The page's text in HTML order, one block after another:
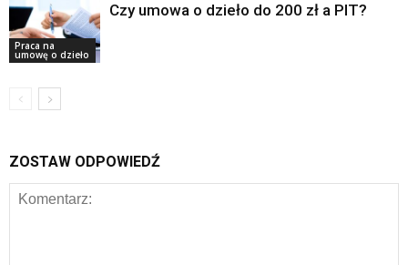
Praca na
umowę o dzieło
Czy umowa o dzieło do 200 zł a PIT?
ZOSTAW ODPOWIEDŹ